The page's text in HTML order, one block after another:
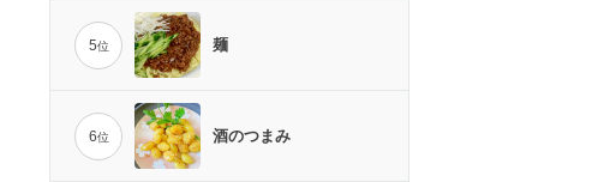
5位 麺
6位 酒のつまみ